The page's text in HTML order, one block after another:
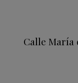
Calle María